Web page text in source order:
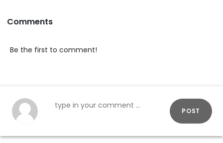
Comments
Be the first to comment!
POST